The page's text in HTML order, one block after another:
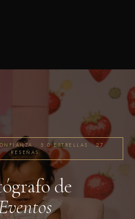
· 5.0 ESTRELLAS · 27
RESEÑAS
de